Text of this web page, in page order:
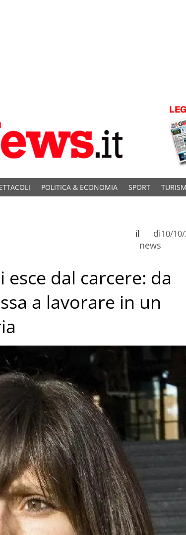
POLITICA & ECONOMIA SPORT
di
news
il 10/
dal carcere: da
a lavorare in un